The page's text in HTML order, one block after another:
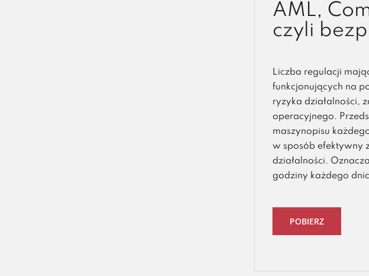
AML,
czyli
Liczba regulacji
funkcjonujących na
ryzyka działalności,
operacyjnego.
maszynopisu
w sposób efektywny
działalności.
godziny każdego
POBIERZ